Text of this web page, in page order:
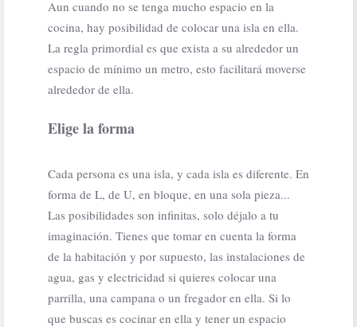
Aun cuando no se tenga mucho espacio en la
cocina, hay posibilidad de colocar una isla en ella.
La regla primordial es que exista a su alrededor un
espacio de mínimo un metro, esto facilitará moverse
alrededor de ella.
Elige la forma
Cada persona es una isla, y cada isla es diferente. En
forma de L, de U, en bloque, en una sola pieza...
Las posibilidades son infinitas, solo déjalo a tu
imaginación. Tienes que tomar en cuenta la forma
de la habitación y por supuesto, las instalaciones de
agua, gas y electricidad si quieres colocar una
parrilla, una campana o un fregador en ella. Si lo
que buscas es cocinar en ella y tener un espacio